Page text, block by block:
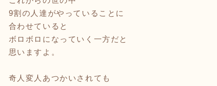
9割の人達がやっていることに
合わせていると
ボロボロになっていく一方だと
思いますよ。
奇人変人あつかいされても